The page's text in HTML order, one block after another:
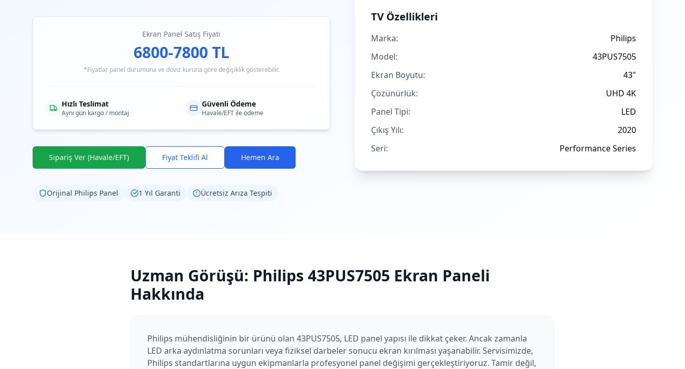
Ekran Panel Satış Fiyatı
6800-7800 TL
*Fiyatlar panel durumuna ve döviz kuruna göre değişiklik gösterebilir.
Hızlı Teslimat
Aynı gün kargo / montaj
Güvenli Ödeme
Havale/EFT ile ödeme
Sipariş Ver (Havale/EFT) Fiyat Teklifi Al Hemen Ara
Orijinal Philips Panel 1 Yıl Garanti Ücretsiz Arıza Tespiti
TV Özellikleri
Marka:
Philips
Model:
43PUS7505
Ekran Boyutu:
43"
Çözünürlük:
UHD 4K
Panel Tipi:
LED
Çıkış Yılı:
2020
Seri:
Performance Series
Uzman Görüşü: Philips 43PUS7505 Ekran Paneli
Hakkında
Philips mühendisliğinin bir ürünü olan 43PUS7505, LED panel yapısı ile dikkat çeker. Ancak zamanla
LED arka aydınlatma sorunları veya fiziksel darbeler sonucu ekran kırılması yaşanabilir. Servisimizde,
Philips standartlarına uygun ekipmanlarla profesyonel panel değişimi gerçekleştiriyoruz. Tamir değil,